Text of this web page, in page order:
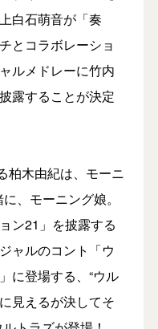
白石萌音が「奏
とコラボレーショ
ルメドレーに竹内
露することが決定
柏木由紀は、モーニ
、モーニング娘。
ン21」を披露する
ャルのコント「ウ
に登場する、“ウル
見えるが決してそ